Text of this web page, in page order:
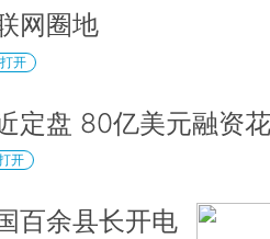
网圈地
开
定盘 80亿美元融资
开
百余县长开电